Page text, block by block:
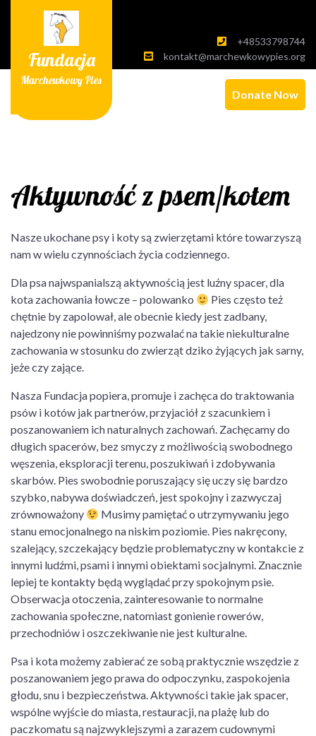
Fundacja
Marchewkowy Pies
+48533798744
kontakt@marchewkowypies.org
Donate Now
Aktywność z psem/kotem
Nasze ukochane psy i koty są zwierzętami które towarzyszą
nam w wielu czynnościach życia codziennego.
Dla psa najwspanialszą aktywnością jest luźny spacer, dla
kota zachowania łowcze – polowanko
Pies często też
chętnie by zapolował, ale obecnie kiedy jest zadbany,
najedzony nie powinniśmy pozwalać na takie niekulturalne
zachowania w stosunku do zwierząt dziko żyjących jak sarny,
jeże czy zające.
Nasza Fundacja popiera, promuje i zachęca do traktowania
psów i kotów jak partnerów, przyjaciół z szacunkiem i
poszanowaniem ich naturalnych zachowań. Zachęcamy do
długich spacerów, bez smyczy z możliwością swobodnego
węszenia, eksploracji terenu, poszukiwań i zdobywania
skarbów. Pies swobodnie poruszający się uczy się bardzo
szybko, nabywa doświadczeń, jest spokojny i zazwyczaj
zrównoważony
Musimy pamiętać o utrzymywaniu jego
stanu emocjonalnego na niskim poziomie. Pies nakręcony,
szalejący, szczekający będzie problematyczny w kontakcie z
innymi ludźmi, psami i innymi obiektami socjalnymi. Znacznie
lepiej te kontakty będą wyglądać przy spokojnym psie.
Obserwacja otoczenia, zainteresowanie to normalne
zachowania społeczne, natomiast gonienie rowerów,
przechodniów i oszczekiwanie nie jest kulturalne.
Psa i kota możemy zabierać ze sobą praktycznie wszędzie z
poszanowaniem jego prawa do odpoczynku, zaspokojenia
głodu, snu i bezpieczeństwa. Aktywności takie jak spacer,
wspólne wyjście do miasta, restauracji, na plażę lub do
paczkomatu są najzwyklejszymi a zarazem cudownymi